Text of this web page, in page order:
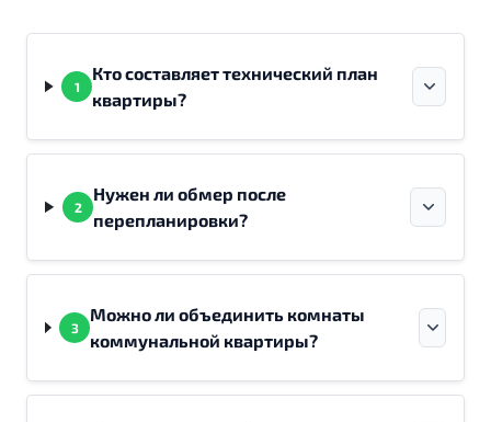
1
Кто составляет технический план
квартиры?
2
Нужен ли обмер после
перепланировки?
3
Можно ли объединить комнаты
коммунальной квартиры?